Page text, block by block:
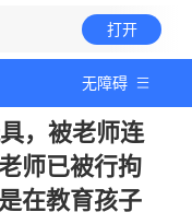
打开
无障碍
，被老师连
师已被行拘
在教育孩子